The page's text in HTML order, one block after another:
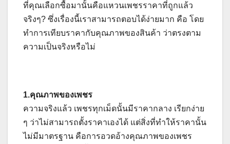
ที่คุณเลือกซื้อมานั้นคือแหวนเพชรราคาที่ถูกแล้ว
จริงๆ? ซึ่งเรื่องนี้เราสามารถตอบได้ง่ายมาก คือ โดย
ทำการเทียบราคากับคุณภาพของสินค้า ว่าตรงตาม
ความเป็นจริงหรือไม่
1.คุณภาพของเพชร
ความจริงแล้ว เพชรทุกเม็ดนั้นมีราคากลาง เรียกง่าย
ๆ ว่าไม่สามารถตั้งราคาเองได้ แต่สิ่งที่ทำให้ราคานั้น
ไม่มีมาตรฐาน คือการอวดอ้างคุณภาพของเพชร